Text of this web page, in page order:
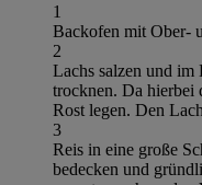
1
Backofen mit Ober-
2
Lachs salzen und im
trocknen. Da hierbei
Rost legen. Den
3
Reis in eine große
bedecken und